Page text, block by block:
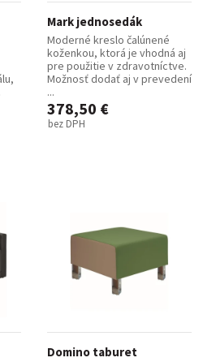
Mark jednosedák
Moderné kreslo čalúnené
koženkou, ktorá je vhodná aj
pre použitie v zdravotníctve.
Možnosť dodať aj v prevedení
...
378,50 €
bez DPH
Domino taburet